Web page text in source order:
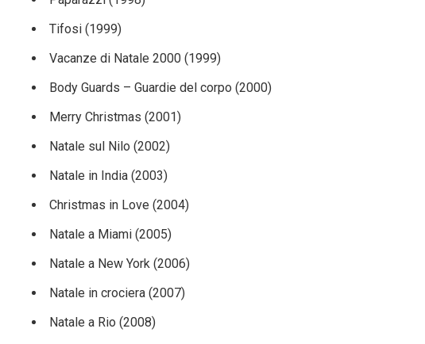
Tifosi (1999)
Vacanze di Natale 2000 (1999)
Body Guards – Guardie del corpo (2000)
Merry Christmas (2001)
Natale sul Nilo (2002)
Natale in India (2003)
Christmas in Love (2004)
Natale a Miami (2005)
Natale a New York (2006)
Natale in crociera (2007)
Natale a Rio (2008)